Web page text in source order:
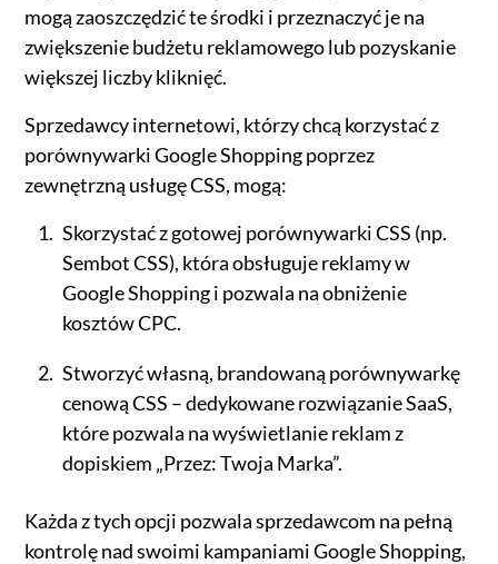
mogą zaoszczędzić te środki i przeznaczyć je na
zwiększenie budżetu reklamowego lub pozyskanie
większej liczby kliknięć.
Sprzedawcy internetowi, którzy chcą korzystać z
porównywarki Google Shopping poprzez
zewnętrzną usługę CSS, mogą:
Skorzystać z gotowej porównywarki CSS (np.
Sembot CSS), która obsługuje reklamy w
Google Shopping i pozwala na obniżenie
kosztów CPC.
Stworzyć własną, brandowaną porównywarkę
cenową CSS – dedykowane rozwiązanie SaaS,
które pozwala na wyświetlanie reklam z
dopiskiem „Przez: Twoja Marka”.
Każda z tych opcji pozwala sprzedawcom na pełną
kontrolę nad swoimi kampaniami Google Shopping,